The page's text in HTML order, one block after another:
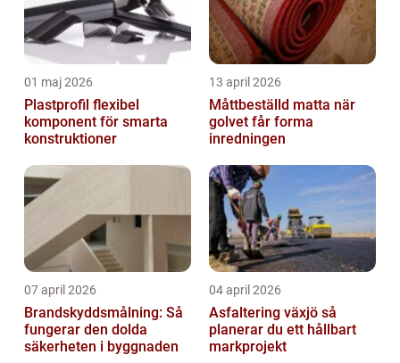
01 maj 2026
Plastprofil flexibel
komponent för smarta
konstruktioner
13 april 2026
Måttbeställd matta när
golvet får forma
inredningen
07 april 2026
Brandskyddsmålning: Så
fungerar den dolda
säkerheten i byggnaden
04 april 2026
Asfaltering växjö så
planerar du ett hållbart
markprojekt